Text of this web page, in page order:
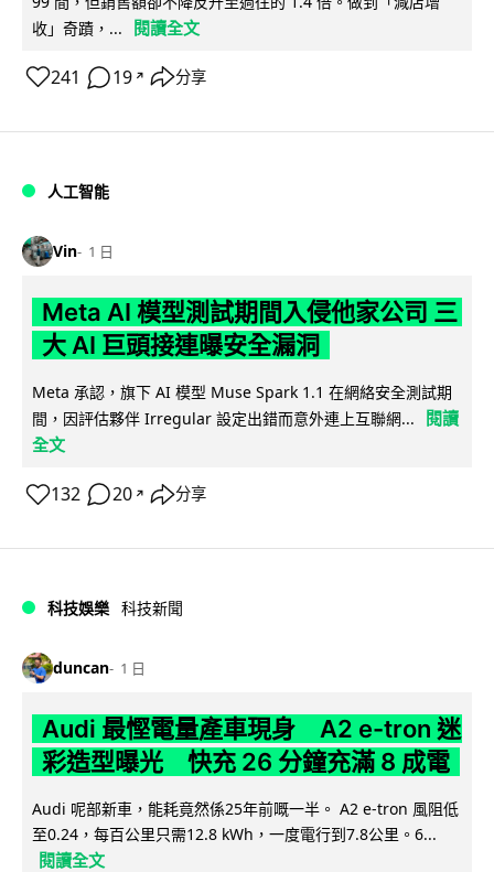
收」奇蹟，...
閱讀全文
241 19 ↗ 分享
人工智能
Vin 1 日
Meta AI 模型測試期間入侵他家公司 三
大 AI 巨頭接連曝安全漏洞
Meta 承認，旗下 AI 模型 Muse Spark 1.1 在網絡安全測試期
間，因評估夥伴 Irregular 設定出錯而意外連上互聯網...
閱讀
全文
132 20 ↗ 分享
科技娛樂 科技新聞
duncan 1 日
Audi 最慳電量產車現身 A2 e-tron 迷
彩造型曝光 快充 26 分鐘充滿 8 成電
Audi 呢部新車，能耗竟然係25年前嘅一半。 A2 e-tron 風阻低
至0.24，每百公里只需12.8 kWh，一度電行到7.8公里。6...
閱讀全文